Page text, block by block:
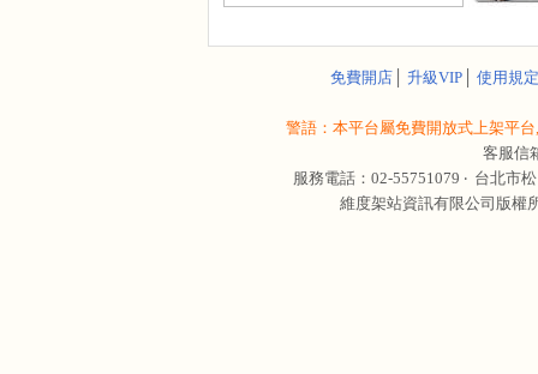
免費開店│ 升級VIP│ 使用規定
警語：本平台屬免費開放式上架平
客服信
服務電話：02-55751079 ‧ 台北市
維度架站資訊有限公司版權